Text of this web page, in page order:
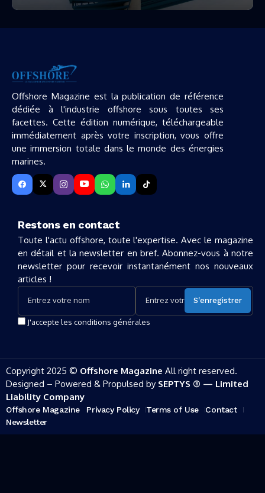
Offshore Magazine est la publication de référence
dédiée à l'industrie offshore sous toutes ses
facettes. Cette édition numérique, téléchargeable
immédiatement après votre inscription, vous offre
une immersion totale dans le monde des énergies
marines.
Restons en contact
Toute l'actu offshore, toute l'expertise. Avec le magazine
en détail et la newsletter en bref. Abonnez-vous à notre
newsletter pour recevoir instantanément nos nouveaux
articles !
J'accepte les conditions générales
Copyright 2025 © Offshore Magazine All right reserved.
Designed – Powered & Propulsed by SEPTYS ® — Limited
Liability Company
Offshore Magazine Privacy Policy Terms of Use
Contact
Newsletter